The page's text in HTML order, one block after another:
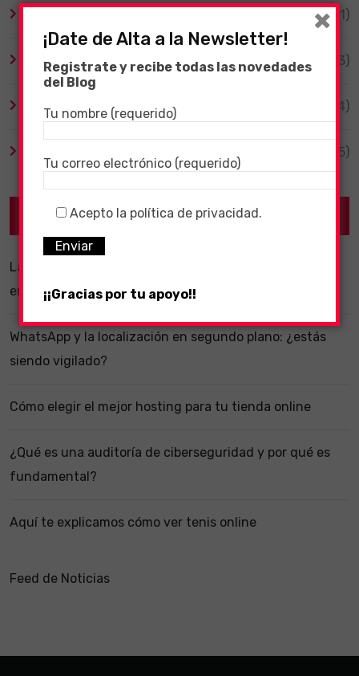
(1)
TV y Series (3)
Videojuegos (204)
(55)
Recent Posts
La importancia de un software ERP dentro de una
empresa
WhatsApp y la localización en segundo plano: ¿estás
siendo vigilado?
Cómo elegir el mejor hosting para tu tienda online
¿Qué es una auditoría de ciberseguridad y por qué es
fundamental?
Aquí te explicamos cómo ver tenis online
Feed de Noticias
¡Date de Alta a la Newsletter!
Registrate y recibe todas las novedades
del Blog
Tu nombre (requerido)
Tu correo electrónico (requerido)
Acepto la política de privacidad.
¡¡Gracias por tu apoyo!!
×